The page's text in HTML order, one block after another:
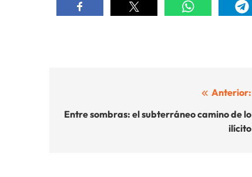
de
Anterior:
Entre sombras: el subterráneo camino de lo
ilícito